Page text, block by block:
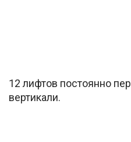
12 лифтов постоянно
вертикали.